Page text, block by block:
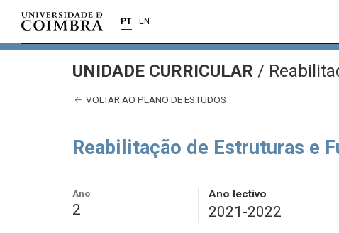
PT EN
UNIDADE CURRICULAR /
VOLTAR AO PLANO DE ESTUDOS
Reabilitação de Estruturas e
Ano
2
Ano lectivo
2021-2022